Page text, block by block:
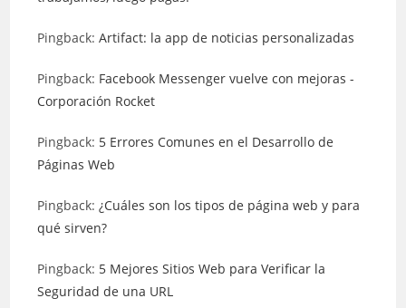
Pingback:Artifact: la app de noticias personalizadas
Pingback: Facebook Messenger vuelve con mejoras -
Corporación Rocket
Pingback: 5 Errores Comunes en el Desarrollo de
Páginas Web
Pingback:¿Cuáles son los tipos de página web y para
qué sirven?
Pingback: 5 Mejores Sitios Web para Verificar la
Seguridad de una URL